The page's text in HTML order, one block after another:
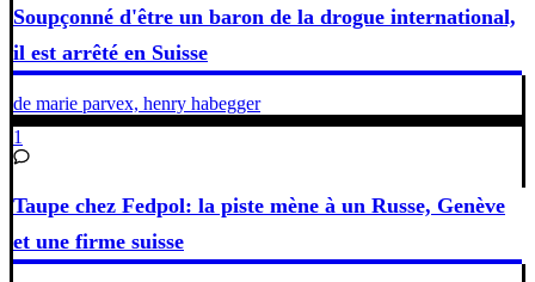
Soupçonné d'être un baron de la drogue international,
il est arrêté en Suisse
de marie parvex, henry habegger
1
Taupe chez Fedpol: la piste mène à un Russe, Genève
et une firme suisse